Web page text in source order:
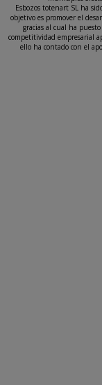
Esbozos totenart SL ha
objetivo es promover el
gracias al cual ha
competitividad empresarial
ello ha contado con el